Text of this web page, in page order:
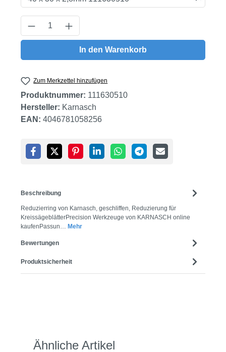
Produkt Anzahl: Gib den gewünschten
In den Warenkorb
Zum Merkzettel hinzufügen
Produktnummer: 111630510
Hersteller: Karnasch
EAN: 4046781058256
Beschreibung
Reduzierring von Karnasch, geschliffen, Reduzierung für
KreissägeblätterPrecision Werkzeuge von KARNASCH online
kaufenPassun… Mehr
Bewertungen
Produktsicherheit
Produktgalerie überspringen
Ähnliche Artikel